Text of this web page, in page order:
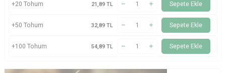
+20 Tohum 21,89 TL Sepete Ekle
+50 Tohum 32,89 TL Sepete Ekle
+100 Tohum 54,89 TL Sepete Ekle